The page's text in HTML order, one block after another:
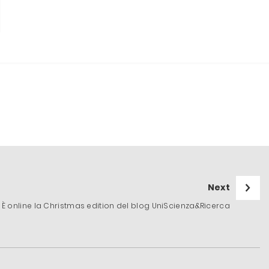
Next
È online la Christmas edition del blog UniScienza&Ricerca